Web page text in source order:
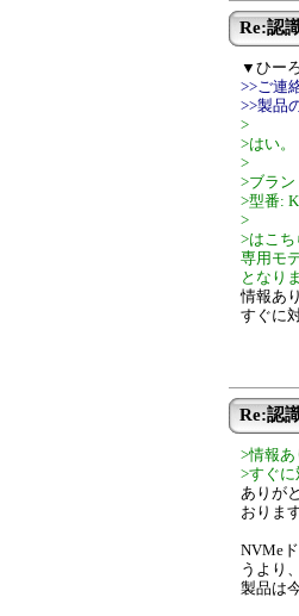
Re:認
▼ひー
>>ご連
>>製品
>
>はい。
>
>ブラ
>型番:
>
>はこ
専用モ
となり
情報あ
すぐに
Re:認
>情報あ
>すぐに
ありが
おりま
NVMe
うより
製品は